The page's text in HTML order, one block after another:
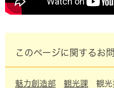
このページに関するお
魅力創造部 観光課 観光